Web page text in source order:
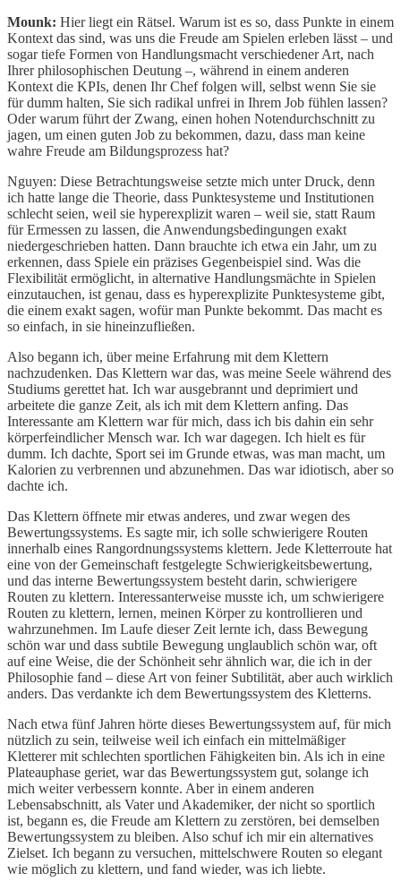
Mounk: Hier liegt ein Rätsel. Warum ist es so, dass Punkte in einem
Kontext das sind, was uns die Freude am Spielen erleben lässt – und
sogar tiefe Formen von Handlungsmacht verschiedener Art, nach
Ihrer philosophischen Deutung –, während in einem anderen
Kontext die KPIs, denen Ihr Chef folgen will, selbst wenn Sie sie
für dumm halten, Sie sich radikal unfrei in Ihrem Job fühlen lassen?
Oder warum führt der Zwang, einen hohen Notendurchschnitt zu
jagen, um einen guten Job zu bekommen, dazu, dass man keine
wahre Freude am Bildungsprozess hat?
Nguyen: Diese Betrachtungsweise setzte mich unter Druck, denn
ich hatte lange die Theorie, dass Punktesysteme und Institutionen
schlecht seien, weil sie hyperexplizit waren – weil sie, statt Raum
für Ermessen zu lassen, die Anwendungsbedingungen exakt
niedergeschrieben hatten. Dann brauchte ich etwa ein Jahr, um zu
erkennen, dass Spiele ein präzises Gegenbeispiel sind. Was die
Flexibilität ermöglicht, in alternative Handlungsmächte in Spielen
einzutauchen, ist genau, dass es hyperexplizite Punktesysteme gibt,
die einem exakt sagen, wofür man Punkte bekommt. Das macht es
so einfach, in sie hineinzufließen.
Also begann ich, über meine Erfahrung mit dem Klettern
nachzudenken. Das Klettern war das, was meine Seele während des
Studiums gerettet hat. Ich war ausgebrannt und deprimiert und
arbeitete die ganze Zeit, als ich mit dem Klettern anfing. Das
Interessante am Klettern war für mich, dass ich bis dahin ein sehr
körperfeindlicher Mensch war. Ich war dagegen. Ich hielt es für
dumm. Ich dachte, Sport sei im Grunde etwas, was man macht, um
Kalorien zu verbrennen und abzunehmen. Das war idiotisch, aber so
dachte ich.
Das Klettern öffnete mir etwas anderes, und zwar wegen des
Bewertungssystems. Es sagte mir, ich solle schwierigere Routen
innerhalb eines Rangordnungssystems klettern. Jede Kletterroute hat
eine von der Gemeinschaft festgelegte Schwierigkeitsbewertung,
und das interne Bewertungssystem besteht darin, schwierigere
Routen zu klettern. Interessanterweise musste ich, um schwierigere
Routen zu klettern, lernen, meinen Körper zu kontrollieren und
wahrzunehmen. Im Laufe dieser Zeit lernte ich, dass Bewegung
schön war und dass subtile Bewegung unglaublich schön war, oft
auf eine Weise, die der Schönheit sehr ähnlich war, die ich in der
Philosophie fand – diese Art von feiner Subtilität, aber auch wirklich
anders. Das verdankte ich dem Bewertungssystem des Kletterns.
Nach etwa fünf Jahren hörte dieses Bewertungssystem auf, für mich
nützlich zu sein, teilweise weil ich einfach ein mittelmäßiger
Kletterer mit schlechten sportlichen Fähigkeiten bin. Als ich in eine
Plateauphase geriet, war das Bewertungssystem gut, solange ich
mich weiter verbessern konnte. Aber in einem anderen
Lebensabschnitt, als Vater und Akademiker, der nicht so sportlich
ist, begann es, die Freude am Klettern zu zerstören, bei demselben
Bewertungssystem zu bleiben. Also schuf ich mir ein alternatives
Zielset. Ich begann zu versuchen, mittelschwere Routen so elegant
wie möglich zu klettern, und fand wieder, was ich liebte.